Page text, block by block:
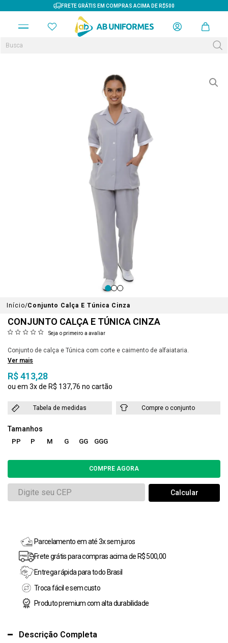
FRETE GRÁTIS EM COMPRAS ACIMA DE R$500
Início Conjunto Calça E Túnica Cinza
CONJUNTO CALÇA E TÚNICA CINZA
Seja o primeiro a avaliar
Conjunto de calça e Túnica com corte e caimento de alfaiataria.
Ver mais
R$ 413,28
3x R$ 137,76
Tabela de medidas Compre o conjunto
PP P M G GG GGG
Parcelamento em até 3x sem juros
Frete grátis para compras acima de R$ 500,00
Entrega rápida para todo Brasil
Troca fácil e sem custo
Produto premium com alta durabilidade
Descrição Completa